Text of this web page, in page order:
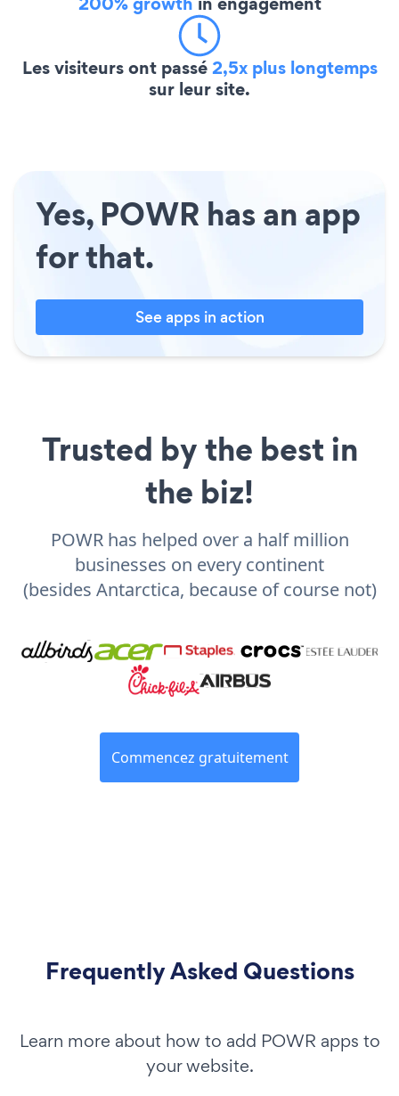
Les visiteurs ont passé2,5x plus longtemps
sur leur site.
Yes, POWR has an app
for that.
See apps in action
Trusted by the best in
the biz!
POWR has helped over a half million
businesses on every continent
(besides Antarctica, because of course not)
Commencez gratuitement
Frequently Asked Questions
Learn more about how to add POWR apps to
your website.